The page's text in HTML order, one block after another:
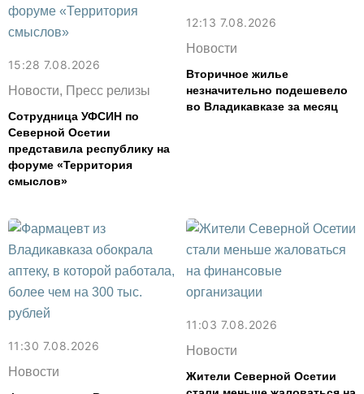
15:28 7.08.2026
Новости, Пресс релизы
Сотрудница УФСИН по
Северной Осетии
представила республику на
форуме «Территория
смыслов»
12:13 7.08.2026
Новости
Вторичное жилье
незначительно подешевело
во Владикавказе за месяц
11:30 7.08.2026
Новости
11:03 7.08.2026
Новости
Жители Северной Осетии